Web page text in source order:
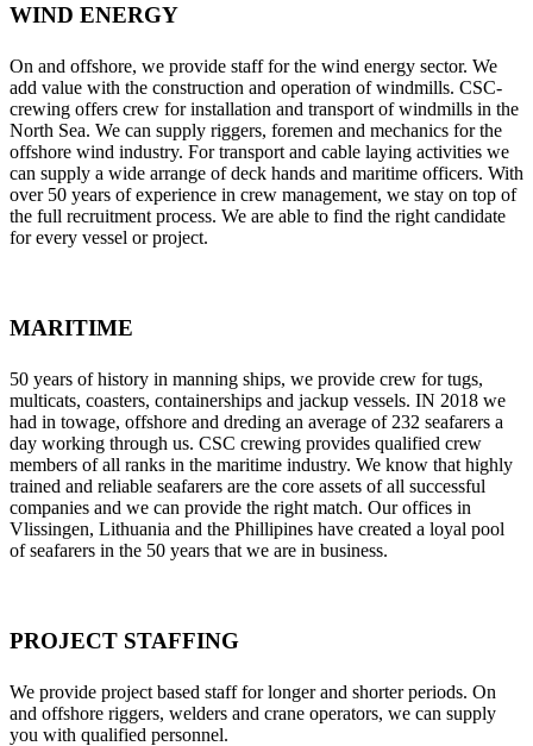
WIND ENERGY
On and offshore, we provide staff for the wind energy sector. We
add value with the construction and operation of windmills. CSC-
crewing offers crew for installation and transport of windmills in the
North Sea. We can supply riggers, foremen and mechanics for the
offshore wind industry. For transport and cable laying activities we
can supply a wide arrange of deck hands and maritime officers. With
over 50 years of experience in crew management, we stay on top of
the full recruitment process. We are able to find the right candidate
for every vessel or project.
MARITIME
50 years of history in manning ships, we provide crew for tugs,
multicats, coasters, containerships and jackup vessels. IN 2018 we
had in towage, offshore and dreding an average of 232 seafarers a
day working through us. CSC crewing provides qualified crew
members of all ranks in the maritime industry. We know that highly
trained and reliable seafarers are the core assets of all successful
companies and we can provide the right match. Our offices in
Vlissingen, Lithuania and the Phillipines have created a loyal pool
of seafarers in the 50 years that we are in business.
PROJECT STAFFING
We provide project based staff for longer and shorter periods. On
and offshore riggers, welders and crane operators, we can supply
you with qualified personnel.